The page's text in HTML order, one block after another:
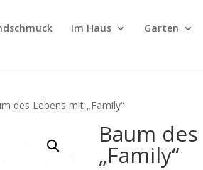
Im Haus Garten
des Lebens mit „Family“
Baum
„Family“